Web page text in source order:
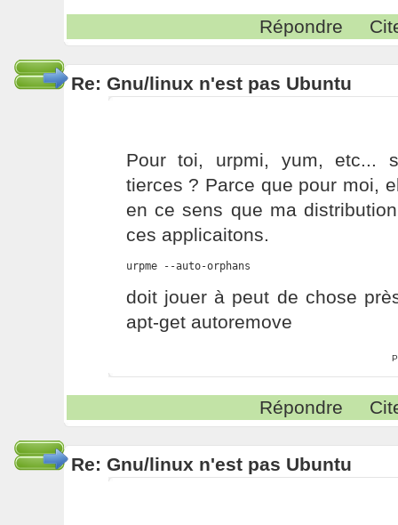
Répondre
Re: Gnu/linux n'est pas Ubuntu
Pour toi, urpmi, yum, etc...
tierces ? Parce que pour moi,
en ce sens que ma
ces applicaitons.
urpme --auto-orphans
doit jouer à peut de chose
apt-get autoremove
Répondre
Re: Gnu/linux n'est pas Ubuntu